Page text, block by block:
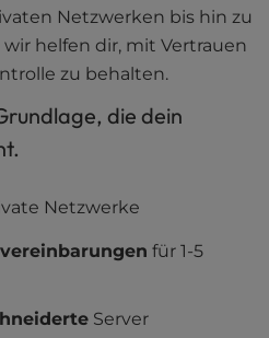
Netzwerken bis hin zu
helfen dir, mit Vertrauen
zu behalten.
die dein
Netzwerke
für 1-5
Server